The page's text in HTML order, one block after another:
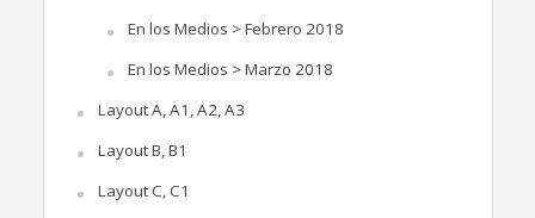
En los Medios > Febrero 2018
En los Medios > Marzo 2018
Layout A, A1, A2, A3
Layout B, B1
Layout C, C1